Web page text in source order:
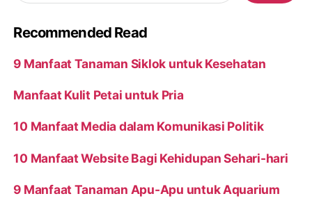
Recommended Read
9 Manfaat Tanaman Siklok untuk Kesehatan
Manfaat Kulit Petai untuk Pria
10 Manfaat Media dalam Komunikasi Politik
10 Manfaat Website Bagi Kehidupan Sehari-hari
9 Manfaat Tanaman Apu-Apu untuk Aquarium